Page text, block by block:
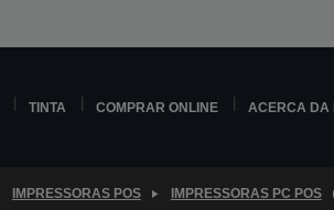
TINTA COMPRAR ONLINE ACERCA DA
IMPRESSORAS POS IMPRESSORAS PC POS